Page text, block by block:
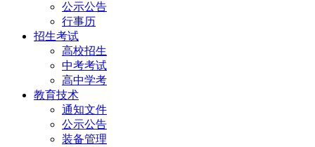
公示公告
行事历
招生考试
高校招生
中考考试
高中学考
教育技术
通知文件
公示公告
装备管理